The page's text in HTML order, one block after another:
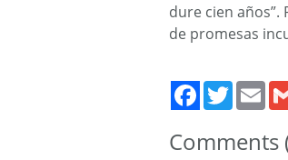
dure cien
de promesas
Twitter
Comments